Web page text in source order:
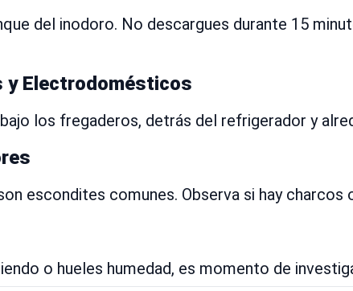
del inodoro. No descargues durante 15
y Electrodomésticos
los fregaderos, detrás del refrigerador y
escondites comunes. Observa si hay charcos
o hueles humedad, es momento de